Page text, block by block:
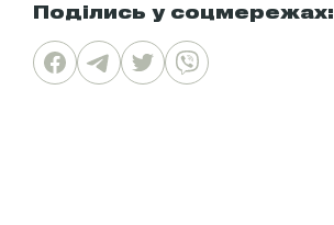
Поділись у соцмережах: